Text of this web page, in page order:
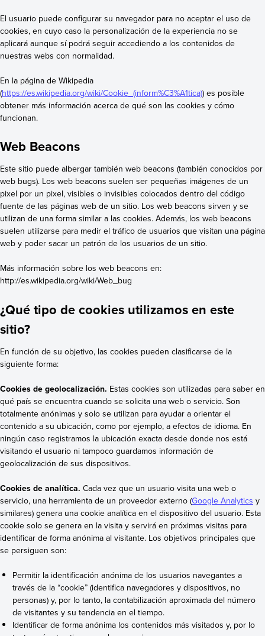
El usuario puede configurar su navegador para no aceptar el uso de
cookies, en cuyo caso la personalización de la experiencia no se
aplicará aunque sí podrá seguir accediendo a los contenidos de
nuestras webs con normalidad.
En la página de Wikipedia
(https://es.wikipedia.org/wiki/Cookie_(inform%C3%A1tica)) es posible
obtener más información acerca de qué son las cookies y cómo
funcionan.
Web Beacons
Este sitio puede albergar también web beacons (también conocidos por
web bugs). Los web beacons suelen ser pequeñas imágenes de un
pixel por un pixel, visibles o invisibles colocados dentro del código
fuente de las páginas web de un sitio. Los web beacons sirven y se
utilizan de una forma similar a las cookies. Además, los web beacons
suelen utilizarse para medir el tráfico de usuarios que visitan una página
web y poder sacar un patrón de los usuarios de un sitio.
Más información sobre los web beacons en:
http://es.wikipedia.org/wiki/Web_bug
¿Qué tipo de cookies utilizamos en este
sitio?
En función de su objetivo, las cookies pueden clasificarse de la
siguiente forma:
Cookies de geolocalización. Estas cookies son utilizadas para saber en
qué país se encuentra cuando se solicita una web o servicio. Son
totalmente anónimas y solo se utilizan para ayudar a orientar el
contenido a su ubicación, como por ejemplo, a efectos de idioma. En
ningún caso registramos la ubicación exacta desde donde nos está
visitando el usuario ni tampoco guardamos información de
geolocalización de sus dispositivos.
Cookies de analítica. Cada vez que un usuario visita una web o
servicio, una herramienta de un proveedor externo (Google Analytics y
similares) genera una cookie analítica en el dispositivo del usuario. Esta
cookie solo se genera en la visita y servirá en próximas visitas para
identificar de forma anónima al visitante. Los objetivos principales que
se persiguen son:
Permitir la identificación anónima de los usuarios navegantes a
través de la “cookie” (identifica navegadores y dispositivos, no
personas) y, por lo tanto, la contabilización aproximada del número
de visitantes y su tendencia en el tiempo.
Identificar de forma anónima los contenidos más visitados y, por lo